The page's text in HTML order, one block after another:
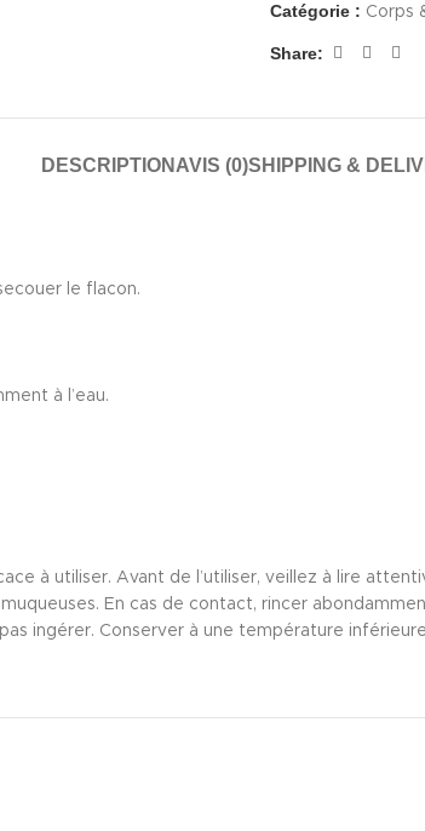
Catégorie : Corps
Share:
DESCRIPTION AVIS (0)SHIPPING &
le flacon.
à l’eau.
à utiliser. Avant de l’utiliser, veillez à lire
En cas de contact, rincer
ingérer. Conserver à une température inférieure